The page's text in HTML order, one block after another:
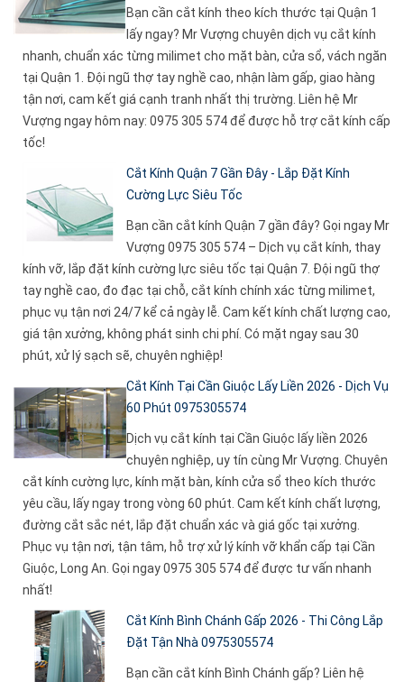
Bạn cần cắt kính theo kích thước tại Quận 1
lấy ngay? Mr Vượng chuyên dịch vụ cắt kính
nhanh, chuẩn xác từng milimet cho mặt bàn, cửa sổ, vách ngăn
tại Quận 1. Đội ngũ thợ tay nghề cao, nhận làm gấp, giao hàng
tận nơi, cam kết giá cạnh tranh nhất thị trường. Liên hệ Mr
Vượng ngay hôm nay: 0975 305 574 để được hỗ trợ cắt kính cấp
tốc!
Cắt Kính Quận 7 Gần Đây - Lắp Đặt Kính
Cường Lực Siêu Tốc
Bạn cần cắt kính Quận 7 gần đây? Gọi ngay Mr
Vượng 0975 305 574 – Dịch vụ cắt kính, thay
kính vỡ, lắp đặt kính cường lực siêu tốc tại Quận 7. Đội ngũ thợ
tay nghề cao, đo đạc tại chỗ, cắt kính chính xác từng milimet,
phục vụ tận nơi 24/7 kể cả ngày lễ. Cam kết kính chất lượng cao,
giá tận xưởng, không phát sinh chi phí. Có mặt ngay sau 30
phút, xử lý sạch sẽ, chuyên nghiệp!
Cắt Kính Tại Cần Giuộc Lấy Liền 2026 - Dịch Vụ
60 Phút 0975305574
Dịch vụ cắt kính tại Cần Giuộc lấy liền 2026
chuyên nghiệp, uy tín cùng Mr Vượng. Chuyên
cắt kính cường lực, kính mặt bàn, kính cửa sổ theo kích thước
yêu cầu, lấy ngay trong vòng 60 phút. Cam kết kính chất lượng,
đường cắt sắc nét, lắp đặt chuẩn xác và giá gốc tại xưởng.
Phục vụ tận nơi, tận tâm, hỗ trợ xử lý kính vỡ khẩn cấp tại Cần
Giuộc, Long An. Gọi ngay 0975 305 574 để được tư vấn nhanh
nhất!
Cắt Kính Bình Chánh Gấp 2026 - Thi Công Lắp
Đặt Tận Nhà 0975305574
Bạn cần cắt kính Bình Chánh gấp? Liên hệ